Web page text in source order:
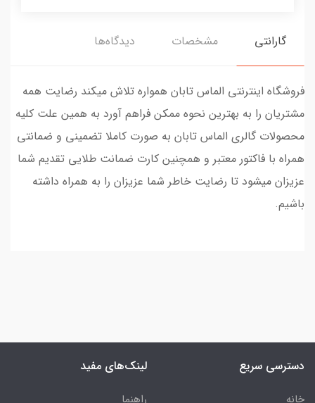
گارانتی مشخصات دیدگاه‌ها
فروشگاه اینترنتی الماس تابان همواره تلاش میکند رضایت همه
مشتریان را به بهترین نحوه ممکن فراهم آورد به همین علت کلیه
محصولات گالری الماس تابان به صورت کاملا تضمینی و ضمانتی
همراه با فاکتور معتبر و همچنین کارت ضمانت طلایی تقدیم شما
عزیزان میشود تا رضایت خاطر شما عزیزان را به همراه داشته
باشیم.
دسترسی سریع
خانه
لینک‌های مفید
راهنما